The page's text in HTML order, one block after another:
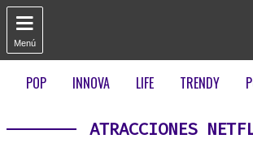

Menú
POP INNOVA LIFE TRENDY
ATRACCIONES